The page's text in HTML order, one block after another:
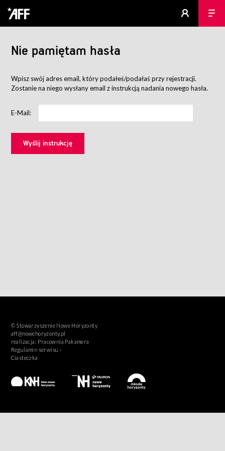
Nie pamiętam hasła
Wpisz swój adres email, który podałeś/podałaś przy rejestracji.
Zostanie na niego wysłany email z instrukcją nadania nowego hasła.
E-Mail:
© Stowarzyszenie Nowe Horyzonty
aff@nowehoryzonty.pl
realizacja: Pracownia Pakamera
Regulamin serwisu ›
Ciasteczka